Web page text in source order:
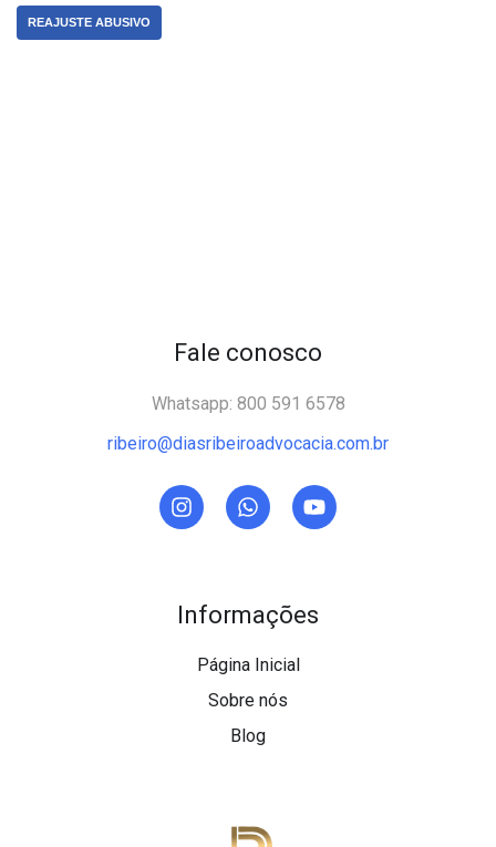
REAJUSTE ABUSIVO
Informações
Página Inicial
Sobre nós
Blog
Fale conosco
Whatsapp: 800 591 6578
ribeiro@diasribeiroadvocacia.com.br